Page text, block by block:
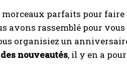
morceaux parfaits pour
avons rassemblé pour
organisiez un
des nouveautés, il y en a